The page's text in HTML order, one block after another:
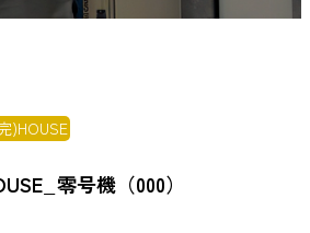
)HOUSE
零号機（000）